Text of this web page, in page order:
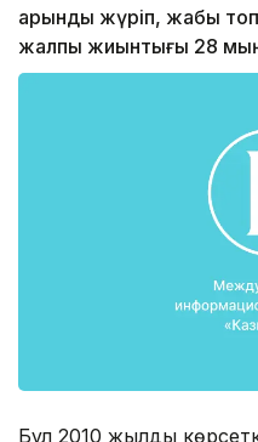
қарқынды жүріп, жабық
жалпы жиынтығы 28 мың
Бұл 2010 жылдың